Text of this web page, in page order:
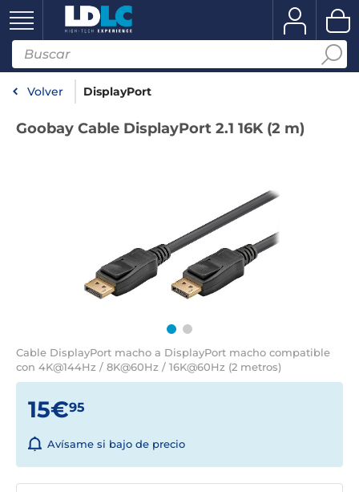
Volver DisplayPort
Goobay Cable DisplayPort 2.1 16K (2 m)
Cable DisplayPort macho a DisplayPort macho compatible
con 4K@144Hz / 8K@60Hz / 16K@60Hz (2 metros)
15€95
Avísame si bajo de precio